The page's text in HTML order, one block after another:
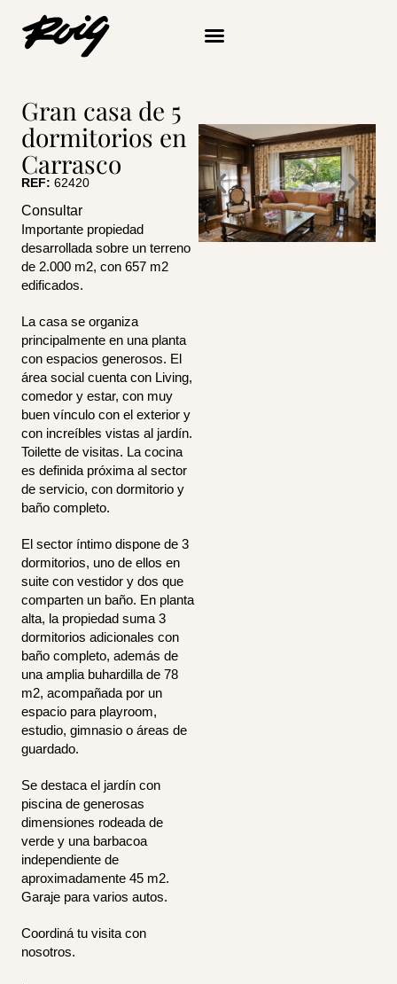
contenido
Gran casa de 5
dormitorios en
Carrasco
REF: 62420
Consultar
Importante propiedad
desarrollada sobre un terreno
de 2.000 m2, con 657 m2
edificados.
La casa se organiza
principalmente en una planta
con espacios generosos. El
área social cuenta con Living,
comedor y estar, con muy
buen vínculo con el exterior y
con increíbles vistas al jardín.
Toilette de visitas. La cocina
es definida próxima al sector
de servicio, con dormitorio y
baño completo.
El sector íntimo dispone de 3
dormitorios, uno de ellos en
suite con vestidor y dos que
comparten un baño. En planta
alta, la propiedad suma 3
dormitorios adicionales con
baño completo, además de
una amplia buhardilla de 78
m2, acompañada por un
espacio para playroom,
estudio, gimnasio o áreas de
guardado.
Se destaca el jardín con
piscina de generosas
dimensiones rodeada de
verde y una barbacoa
independiente de
aproximadamente 45 m2.
Garaje para varios autos.
Coordiná tu visita con
nosotros.